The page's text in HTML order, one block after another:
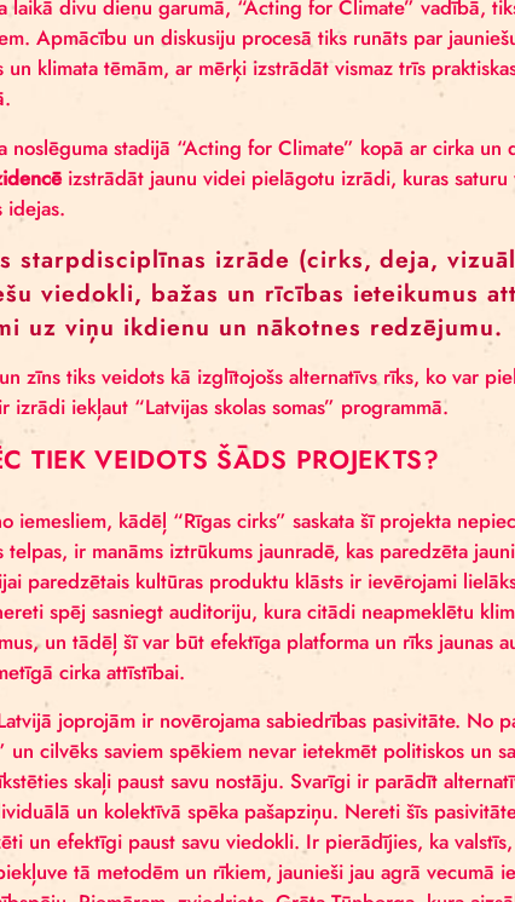
apvienojot māksliniekus un jauniešus.
Laboratorijasaizsāksies ar komiksu un zīnu
domu un ideju realizēšanu vizuālā formātā un
Ingrīda Pičukāne un Vivianna Maria Stanislavska
Abām māksliniecēm ir plaša ilustrēšanas,
jauniešiem. Paralēli laboratorijām visa projekta
projekta beigās tematiski apkopos un ilustrēs
īsiem video, kas atdzīvinās attēlus un piešķirs tam
Projekta laikā divu dienu garumā, “Acting for
reģioniem. Apmācību un diskusiju procesā tiks
mākslas un klimata tēmām, ar mērķi izstrādāt
darbībā.
Projekta noslēguma stadijā “Acting for Climate”
ilgā rezidencēizstrādāt jaunu videi pielāgotu
paustās idejas.
Tā būs starpdisciplīnas izrāde (cirks,
jauniešu viedokli, bažas un rīcības
ietekmi uz viņu ikdienu un nākotnes
Izrāde un zīns tiks veidots kā izglītojošs
nolūks ir izrādi iekļaut “Latvijas skolas somas”
KĀPĒC TIEK VEIDOTS ŠĀDS